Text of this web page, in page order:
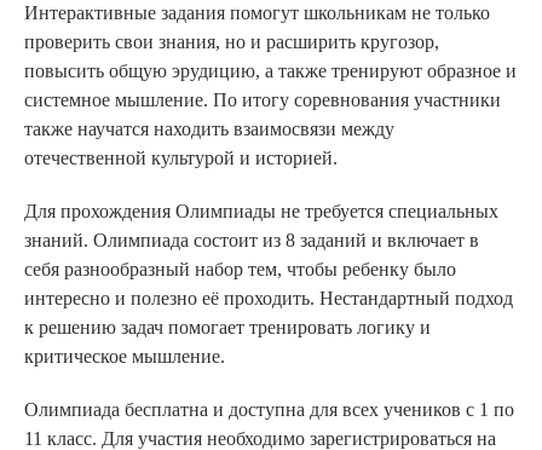
Интерактивные задания помогут школьникам не только
проверить свои знания, но и расширить кругозор,
повысить общую эрудицию, а также тренируют образное и
системное мышление. По итогу соревнования участники
также научатся находить взаимосвязи между
отечественной культурой и историей.
Для прохождения Олимпиады не требуется специальных
знаний. Олимпиада состоит из 8 заданий и включает в
себя разнообразный набор тем, чтобы ребенку было
интересно и полезно её проходить. Нестандартный подход
к решению задач помогает тренировать логику и
критическое мышление.
Олимпиада бесплатна и доступна для всех учеников с 1 по
11 класс. Для участия необходимо зарегистрироваться на